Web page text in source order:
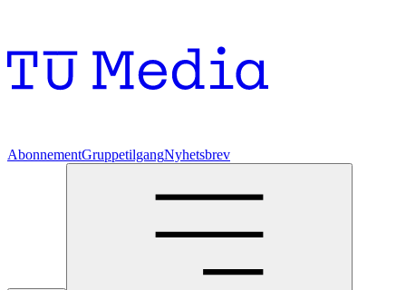
AbonnementGruppetilgangNyhetsbrev